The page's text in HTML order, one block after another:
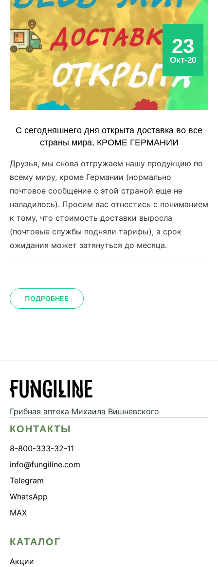
23
Окт-20
С сегодняшнего дня открыта доставка во все
страны мира, КРОМЕ ГЕРМАНИИ
Друзья, мы снова отгружаем нашу продукцию по
всему миру, кроме Германии (нормально
почтовое сообщение с этой страной еще не
наладилось). Просим вас отнестись с пониманием
к тому, что стоимость доставки выросла
(почтовые службы подняли тарифы), а срок
ожидания может затянуться до месяца.
ПОДРОБНЕЕ
Грибная аптека Михаила Вишневского
КОНТАКТЫ
8-800-333-32-11
info@fungiline.com
Telegram
WhatsApp
MAX
КАТАЛОГ
Акции